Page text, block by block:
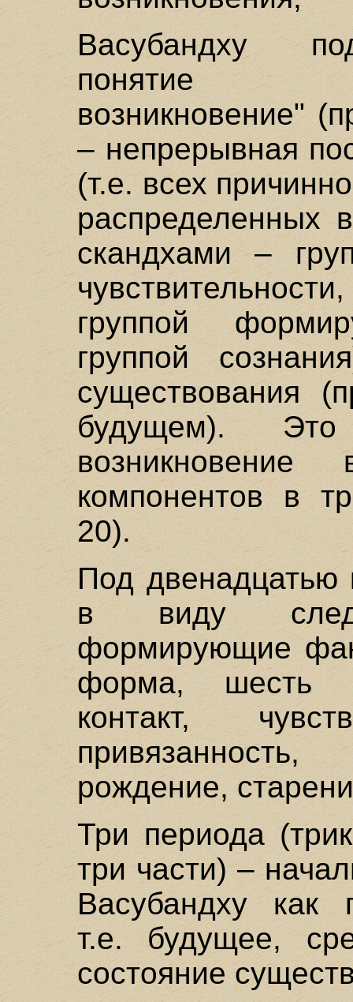
Васубандху
понятие
возникновение"
– непрерывная
(т.е. всех
распределенных
скандхами –
группой
группой
существования
будущем). Это
возникновение
компонентов в
20).
Под двенадцатью
в виду
формирующие
форма, шесть
контакт,
рождение,
Три периода
три части) –
Васубандху как
т.е. будущее,
состояние